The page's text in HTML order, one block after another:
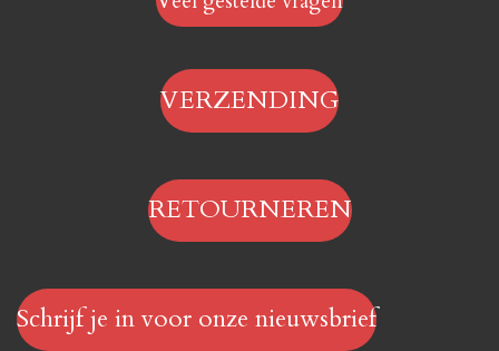
VERZENDING
RETOURNEREN
Schrijf je in voor onze nieuwsbrief